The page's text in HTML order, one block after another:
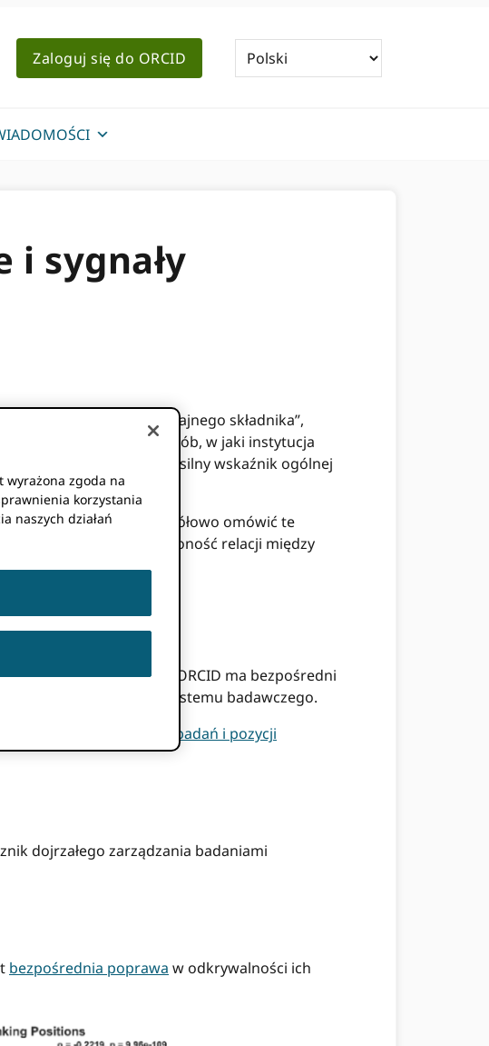
Zaloguj się do ORCID
i sygnały
poszukują „tajnego składnika”,
sugerują, że sposób, w jaki instytucja
przyjęcie — służy jako silny wskaźnik ogólnej
Lab i ORCID aby szczegółowo omówić te
badań
, zbada złożoność relacji między
na to, że przyjęcie ORCID ma bezpośredni
dojrzałości ekosystemu badawczego.
wskaźniki efektywności badań i pozycji
dojrzałego zarządzania badaniami
bezpośrednia poprawa w odkrywalności ich
wyrażona zgoda na
korzystania
naszych działań